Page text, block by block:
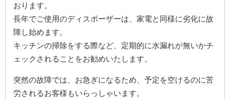
おります。
長年でご使用のディスポーザーは、家電と同様に劣化に故
障し始めます。
キッチンの掃除をする際など、定期的に水漏れが無いかチ
ェックされることをお勧めいたします。
突然の故障では、お急ぎになるため、予定を空けるのに苦
労されるお客様もいらっしゃいます。